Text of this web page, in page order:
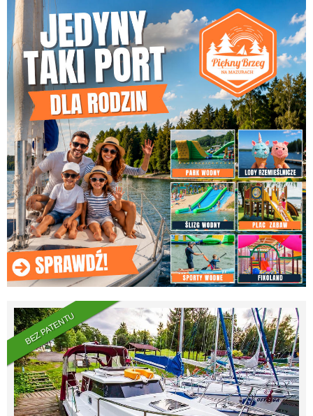
BEZ PATENTU